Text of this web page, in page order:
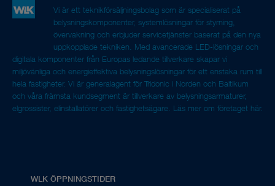
Vi är ett teknikförsäljningsbolag som är specialiserat på
belysningskomponenter, systemlösningar för styrning,
övervakning och erbjuder servicetjänster baserat på den nya
uppkopplade tekniken. Med avancerade LED-lösningar och
digitala komponenter från Europas ledande tillverkare skapar vi
miljövänliga och energieffektiva belysningslösningar för ett enstaka rum till
hela fastigheter. Vi är generalagent för Tridonic i Norden och Baltikum
och våra främsta kundsegment är tillverkare av belysningsarmaturer,
elgrossister, elinstallatörer och fastighetsägare. Läs mer om företaget här.
WLK ÖPPNINGSTIDER